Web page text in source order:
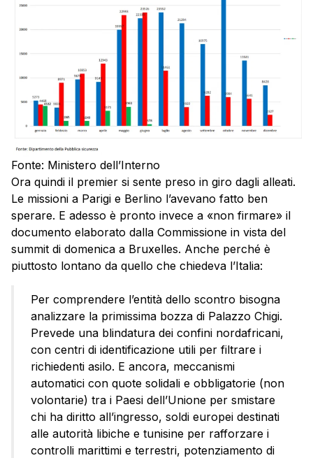
Fonte: Ministero dell’Interno
Ora quindi il premier si sente preso in giro dagli alleati.
Le missioni a Parigi e Berlino l’avevano fatto ben
sperare. E adesso è pronto invece a «non firmare» il
documento elaborato dalla Commissione in vista del
summit di domenica a Bruxelles. Anche perché è
piuttosto lontano da quello che chiedeva l’Italia:
Per comprendere l’entità dello scontro bisogna
analizzare la primissima bozza di Palazzo Chigi.
Prevede una blindatura dei confini nordafricani,
con centri di identificazione utili per filtrare i
richiedenti asilo. E ancora, meccanismi
automatici con quote solidali e obbligatorie (non
volontarie) tra i Paesi dell’Unione per smistare
chi ha diritto all’ingresso, soldi europei destinati
alle autorità libiche e tunisine per rafforzare i
controlli marittimi e terrestri, potenziamento di